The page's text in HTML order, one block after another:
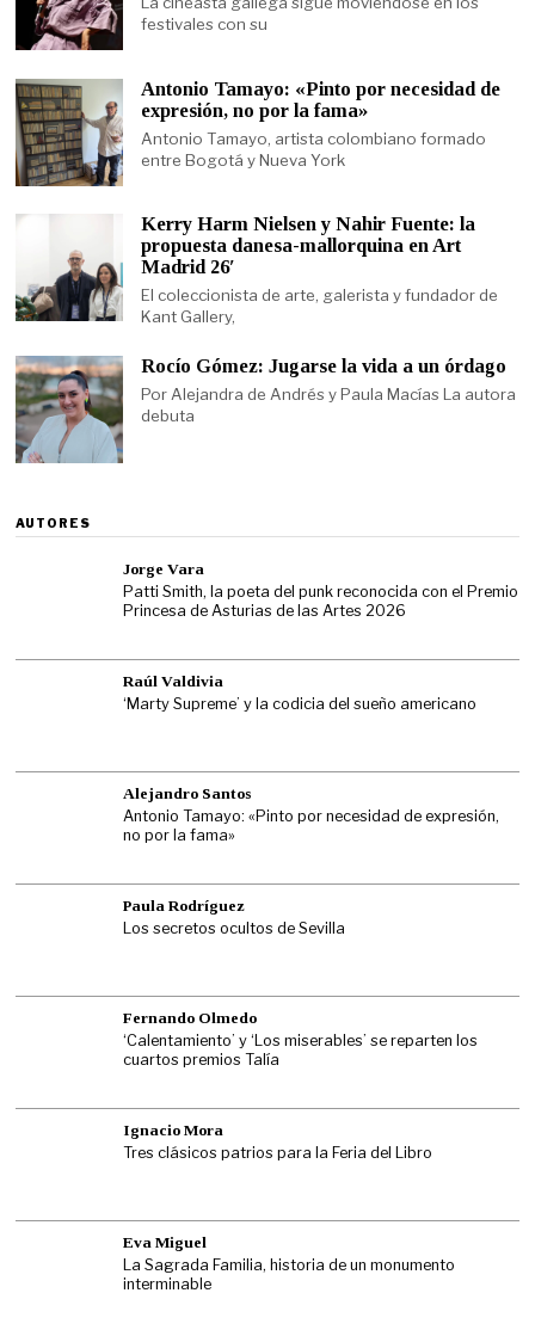
festivales con su
Antonio Tamayo: «Pinto por necesidad de
expresión, no por la fama»
Antonio Tamayo, artista colombiano formado
entre Bogotá y Nueva York
Kerry Harm Nielsen y Nahir Fuente: la
propuesta danesa-mallorquina en Art
Madrid 26′
El coleccionista de arte, galerista y fundador de
Kant Gallery,
Rocío Gómez: Jugarse la vida a un órdago
Por Alejandra de Andrés y Paula Macías La autora
debuta
AUTORES
Jorge Vara
Patti Smith, la poeta del punk reconocida con el Premio
Princesa de Asturias de las Artes 2026
Raúl Valdivia
‘Marty Supreme’ y la codicia del sueño americano
Alejandro Santos
Antonio Tamayo: «Pinto por necesidad de expresión,
no por la fama»
Paula Rodríguez
Los secretos ocultos de Sevilla
Fernando Olmedo
‘Calentamiento’ y ‘Los miserables’ se reparten los
cuartos premios Talía
Ignacio Mora
Tres clásicos patrios para la Feria del Libro
Eva Miguel
La Sagrada Familia, historia de un monumento
interminable